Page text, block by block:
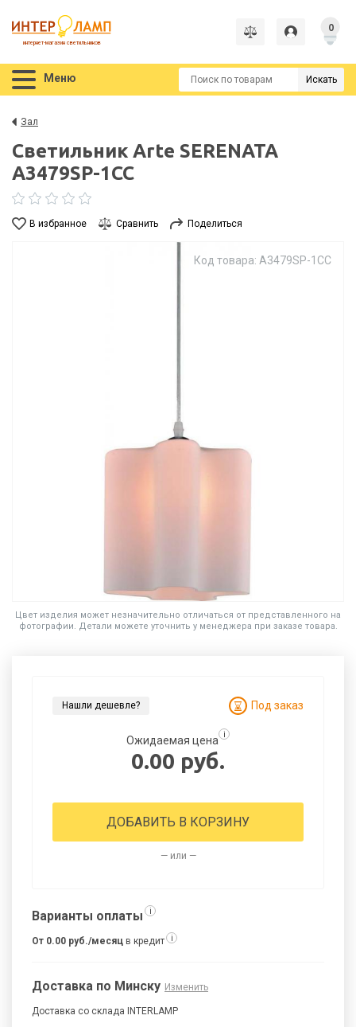
интернет-магазин светильников
0
Меню Искать
Зал
Светильник Arte SERENATA
A3479SP-1CC
В избранное Сравнить Поделиться
Код товара: A3479SP-1CC
Цвет изделия может незначительно отличаться от представленного на
фотографии. Детали можете уточнить у менеджера при заказе товара.
Нашли дешевле? Под заказ
Ожидаемая цена i
0.00 руб.
ДОБАВИТЬ В КОРЗИНУ
— или —
Варианты оплаты i
От 0.00 руб./месяц в кредит i
Доставка по Минску Изменить
Доставка со склада INTERLAMP